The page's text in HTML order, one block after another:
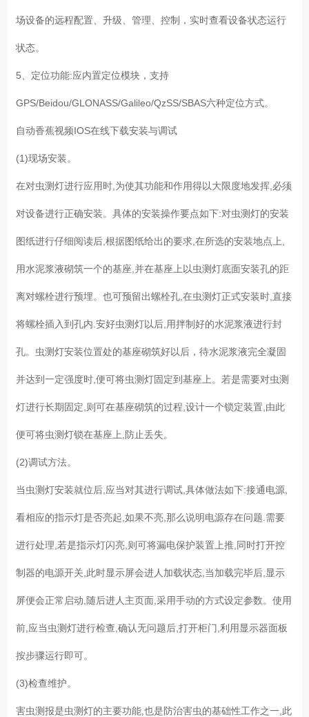
场设备的远程配置、升级、管理、控制，实时查看设备状态运行
状态。
5、定位功能:应内置定位模块，支持
GPS/Beidou/GLONASS/Galileo/QzSS/SBAS六种定位方式。
自动香蕉视频IOS在线下载安装与调试
(1)现场安装。
在对虫测灯进行应用时,为使其功能和作用得以大限度地发挥,必须
对设备进行正确安装。具体的安装操作要点如下:对虫测灯的安装
图纸进行仔细阅读后,根据图纸给出的要求,在所选的安装地点上,
用水泥浆液砌筑一个的基座,并在基座上以虫测灯底面安装孔的距
离对螺栓进行预埋。也可预留出螺栓孔,在虫测灯正式安装时,直接
将螺栓插入到孔内.安好虫测灯以后,用拌制好的水泥浆液进行封
孔。虫测灯安装位置处的基座砌筑好以后，待水泥浆液完全凝固
并达到一定强度时,便可将虫测灯固定到基座上。若是需要对虫测
灯进行长期固定,则可在基座砌筑的过程,设计一个锁定装置,由此
便可将虫测灯锁在基座上,防止丢失。
(2)调试方法。
当虫测灯安装就位后,应当对其进行调试,具体做法如下:接通电源,
看相应的指示灯是否亮起,如果不亮,那么说明电源存在问题.需要
进行处理,若是指示灯闪亮,则可将漏电保护装置上推,同时打开控
制器的电源开关,此时显示屏会进人加载状态,当加载完毕后,显示
屏便会正常启动,随后进人主页面,采用手动的方式设定参数。使用
前,应当虫测灯进行检查,确认无问题后,打开柜门,利用显示器面板
按步骤运行即可。
(3)检查维护。
害虫测报是虫测灯的主要功能,也是防治害虫的基础性工作之一,此